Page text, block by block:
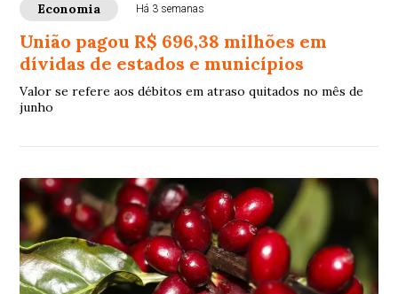
Economia Há 3 semanas
União pagou R$ 696,38 milhões em
dívidas de estados e municípios
Valor se refere aos débitos em atraso quitados no mês de
junho